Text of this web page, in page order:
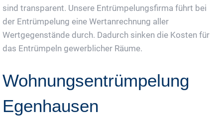
sind transparent. Unsere Entrümpelungsfirma führt bei
der Entrümpelung eine Wertanrechnung aller
Wertgegenstände durch. Dadurch sinken die Kosten für
das Entrümpeln gewerblicher Räume.
Wohnungsentrümpelung
Egenhausen